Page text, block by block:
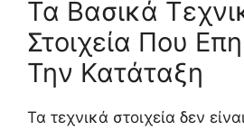
Τα Βασικά
Στοιχεία Που
Την Κατάταξη
Τα τεχνικά στοιχεία δεν